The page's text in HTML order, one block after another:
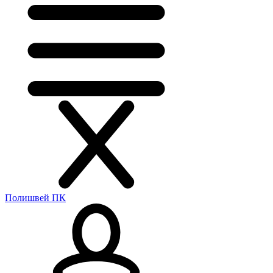
Полишвей ПК